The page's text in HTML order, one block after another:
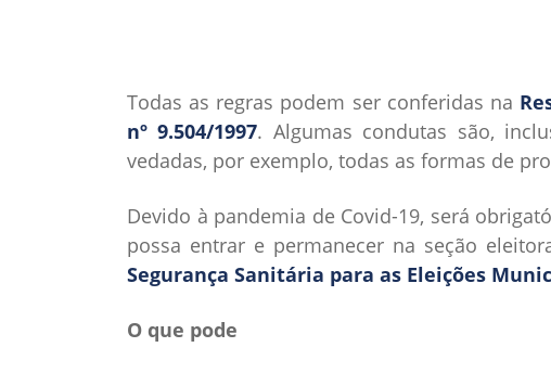
Todas as regras podem ser conferidas na
nº 9.504/1997. Algumas condutas são,
vedadas, por exemplo, todas as formas de
Devido à pandemia de Covid-19, será
possa entrar e permanecer na seção
Segurança Sanitária para as Eleições
O que pode